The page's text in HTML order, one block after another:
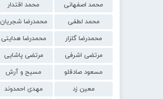
محمد اصفهانی
محمد اقتدار
محمد لطفی
محمدرضا شجریان
محمدرضا گلزار
محمدرضا هدایتی
مرتضی اشرفی
مرتضی پاشایی
مسعود صادقلو
مسیح و آرش
معین زد
مهدی احمدوند